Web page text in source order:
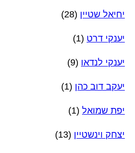
יחיאל שטיין (28)
יענקי דרט (1)
יענקי לנדאו (9)
יעקב דוב כהן (1)
יפת שמואל (1)
יצחק וינשטיין (13)